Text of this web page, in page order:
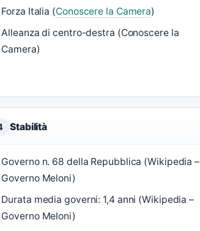
Forza Italia (Conoscere la Camera)
Alleanza di centro-destra (Conoscere la
Camera)
Stabilità
Governo n. 68 della Repubblica (Wikipedia –
Governo Meloni)
Durata media governi: 1,4 anni (Wikipedia –
Governo Meloni)